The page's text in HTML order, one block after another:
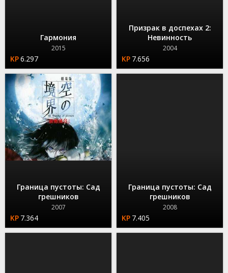
Гармония
2015
6.297
Призрак в доспехах 2:
Невинность
2004
7.656
Граница пустоты: Сад
грешников
2007
7.364
Граница пустоты: Сад
грешников
2008
7.405